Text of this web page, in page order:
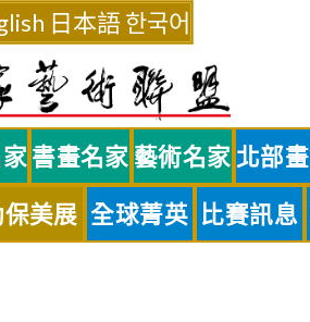
日本語한국어
書畫名家 藝術名家 北部
保美展 全球菁英 比賽訊息